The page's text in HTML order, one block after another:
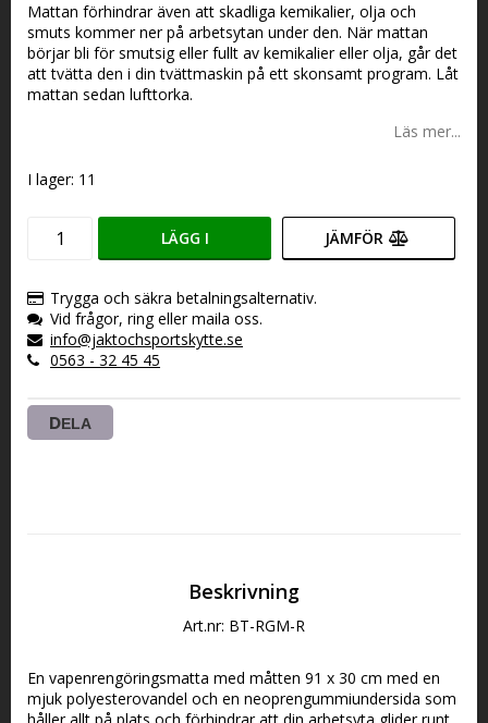
Mattan förhindrar även att skadliga kemikalier, olja och
smuts kommer ner på arbetsytan under den. När mattan
börjar bli för smutsig eller fullt av kemikalier eller olja, går det
att tvätta den i din tvättmaskin på ett skonsamt program. Låt
mattan sedan lufttorka.
Läs mer...
I lager: 11
LÄGG I JÄMFÖR
Trygga och säkra betalningsalternativ.
Vid frågor, ring eller maila oss.
info@jaktochsportskytte.se
0563 - 32 45 45
DELA
Beskrivning
Art.nr: BT-RGM-R
En vapenrengöringsmatta med måtten 91 x 30 cm med en
mjuk polyesterovandel och en neoprengummiundersida som